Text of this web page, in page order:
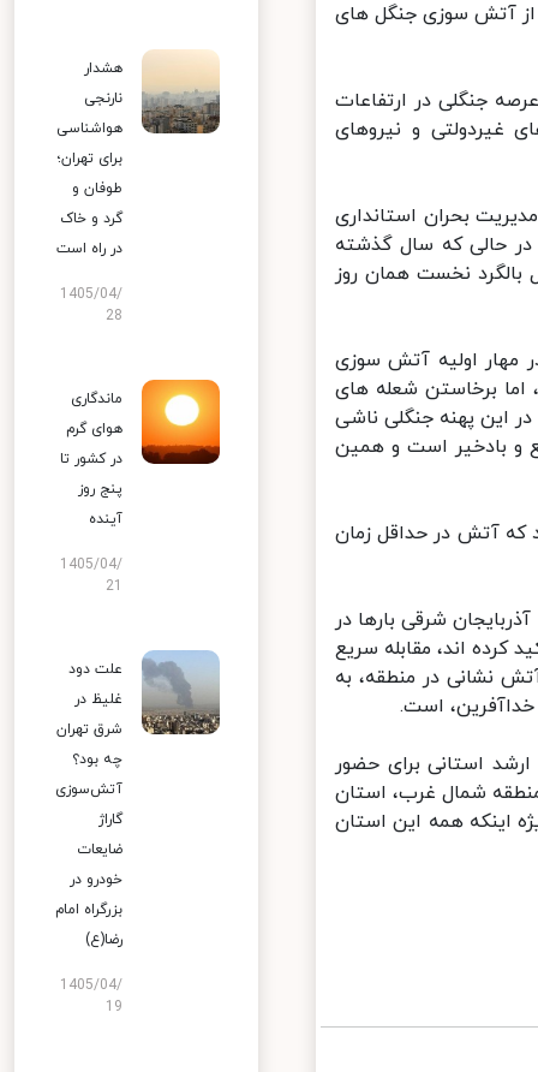
از آتش سوزی جنگل های
جنگلی در ارتفاعات
و نیروهای
بحران استانداری
حالی که سال گذشته
نخست همان روز
اولیه آتش سوزی
کنترل شد، اما برخاستن شعله های
این پهنه جنگلی ناشی
و بادخیر است و همین
آتش در حداقل زمان
شرقی بارها در
اند، مقابله سریع
نشانی در منطقه، به
استانی برای حضور
شمال غرب، استان
اینکه همه این استان
هشدار
نارنجی
هواشناسی
برای تهران؛
طوفان و
گرد و خاک
در راه است
1405/04/
28
ماندگاری
هوای گرم
در کشور تا
پنج روز
آینده
1405/04/
علت دود
غلیظ در
شرق تهران
چه بود؟
آتش‌سوزی
گاراژ
ضایعات
خودرو در
بزرگراه امام
رضا(ع)
1405/04/
19